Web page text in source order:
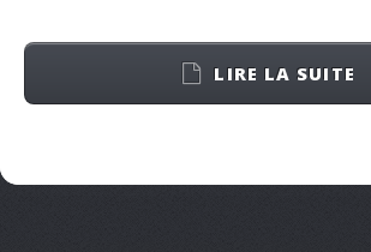
LIRE LA SUITE